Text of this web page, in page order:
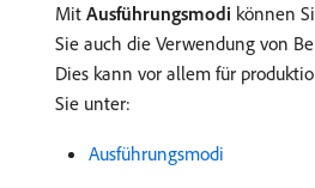
Mit Ausführungsmodi können
Sie auch die Verwendung von
Dies kann vor allem für
Sie unter:
Ausführungsmodi